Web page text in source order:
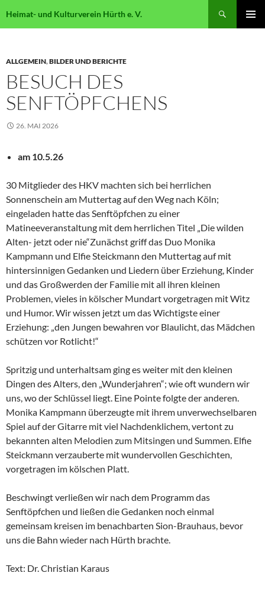
Heimat- und Kulturverein Hürth e. V.
ALLGEMEIN,BILDER UND BERICHTE
BESUCH DES
SENFTÖPFCHENS
26. MAI 2026
am 10.5.26
30 Mitglieder des HKV machten sich bei herrlichen
Sonnenschein am Muttertag auf den Weg nach Köln;
eingeladen hatte das Senftöpfchen zu einer
Matineeveranstaltung mit dem herrlichen Titel „Die wilden
Alten- jetzt oder nie“Zunächst griff das Duo Monika
Kampmann und Elfie Steickmann den Muttertag auf mit
hintersinnigen Gedanken und Liedern über Erziehung, Kinder
und das Großwerden der Familie mit all ihren kleinen
Problemen, vieles in kölscher Mundart vorgetragen mit Witz
und Humor. Wir wissen jetzt um das Wichtigste einer
Erziehung: „den Jungen bewahren vor Blaulicht, das Mädchen
schützen vor Rotlicht!“
Spritzig und unterhaltsam ging es weiter mit den kleinen
Dingen des Alters, den „Wunderjahren“; wie oft wundern wir
uns, wo der Schlüssel liegt. Eine Pointe folgte der anderen.
Monika Kampmann überzeugte mit ihrem unverwechselbaren
Spiel auf der Gitarre mit viel Nachdenklichem, vertont zu
bekannten alten Melodien zum Mitsingen und Summen. Elfie
Steickmann verzauberte mit wundervollen Geschichten,
vorgetragen im kölschen Platt.
Beschwingt verließen wir nach dem Programm das
Senftöpfchen und ließen die Gedanken noch einmal
gemeinsam kreisen im benachbarten Sion-Brauhaus, bevor
uns die Bahn wieder nach Hürth brachte.
Text: Dr. Christian Karaus